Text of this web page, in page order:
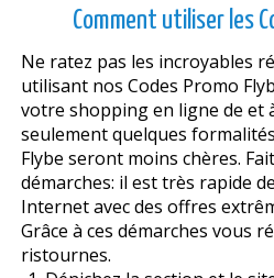
Comment utiliser les
Ne ratez pas les incroyables
utilisant nos Codes Promo
votre shopping en ligne de et
seulement quelques
Flybe seront moins chères.
démarches: il est très rapide
Internet avec des offres
Grâce à ces démarches vous
ristournes.